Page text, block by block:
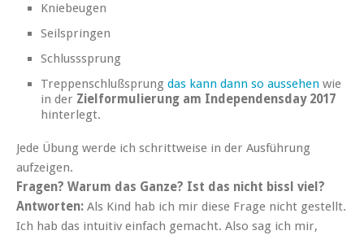
Kniebeugen
Seilspringen
Schlusssprung
Treppenschlußsprung das kann dann so aussehen wie
in der Zielformulierung am Independensday 2017
hinterlegt.
Jede Übung werde ich schrittweise in der Ausführung
aufzeigen.
Fragen? Warum das Ganze? Ist das nicht bissl viel?
Antworten: Als Kind hab ich mir diese Frage nicht gestellt.
Ich hab das intuitiv einfach gemacht. Also sag ich mir,